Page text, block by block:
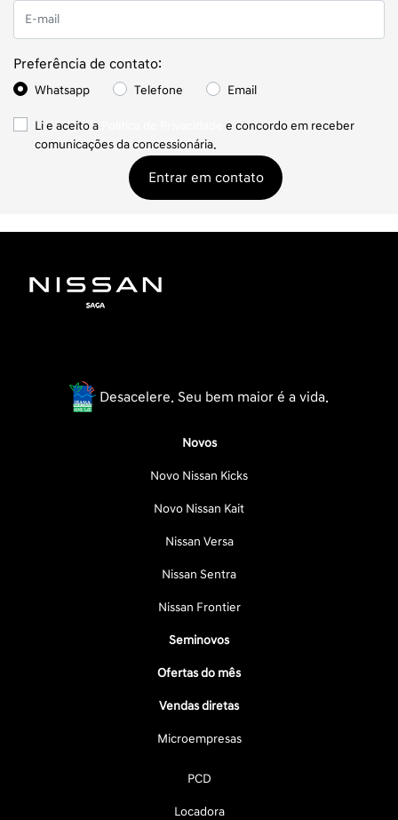
Preferência de contato:
Whatsapp Telefone Email
Li e aceito a
e concordo em receber
comunicações da concessionária.
Entrar em contato
Desacelere. Seu bem maior é a vida.
Novos
Novo Nissan Kicks
Novo Nissan Kait
Nissan Versa
Nissan Sentra
Nissan Frontier
Seminovos
Ofertas do mês
Vendas diretas
Microempresas
PCD
Locadora